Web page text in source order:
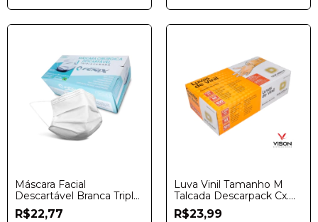
Máscara Facial
Descartável Branca Tripla
Fênix Cx. 50 Unidades
R$22,77
Luva Vinil Tamanho M
Talcada Descarpack Cx.
100 Unidades
R$23,99